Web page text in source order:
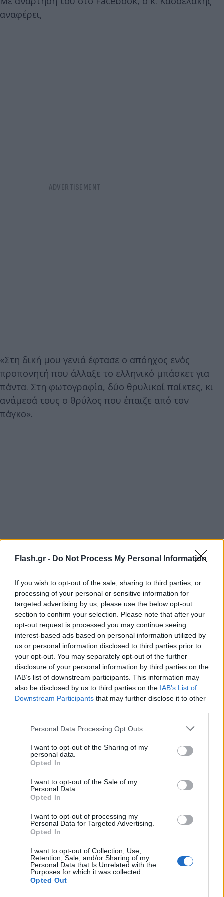
Flash.gr - Do Not Process My Personal Information
If you wish to opt-out of the sale, sharing to third parties, or
processing of your personal or sensitive information for
targeted advertising by us, please use the below opt-out
section to confirm your selection. Please note that after your
opt-out request is processed you may continue seeing
interest-based ads based on personal information utilized by
us or personal information disclosed to third parties prior to
your opt-out. You may separately opt-out of the further
disclosure of your personal information by third parties on the
IAB’s list of downstream participants. This information may
also be disclosed by us to third parties on the IAB’s List of
Downstream Participants that may further disclose it to other
Please note that this website/app uses one or more Google
not limited to your visit or usage behaviour. You may click to
grant or deny consent to Google and its third-party tags to
use your data for below specified purposes in below Google
consent section.
Personal Data Processing Opt Outs
I want to opt-out of the Sharing of my
personal data.
Opted In
I want to opt-out of the Sale of my
Personal Data.
Opted In
I want to opt-out of processing my
Personal Data for Targeted Advertising.
Opted In
I want to opt-out of Collection, Use,
Retention, Sale, and/or Sharing of my
Personal Data that Is Unrelated with the
Purposes for which it was collected.
Opted Out
αναφέρει,
«Στη δική μου γενιά έφτασε ο απόηχος ενός
προπονητή που άλλαξε το ελληνικό μπάσκετ για
πάντα. Στη φωτογραφία, δύο θρυλικοί παίκτες, κι
ανάμεσά τους ο θρύλος που έπαιζε από τον
πάγκο».
Η εκπρόσωπος τύπου του ΣΥΡΙΖΑ-Προοδευτική
Συμμαχία,Δώρα Αυγέρη δήλωσε ότι «ο Γιάννης
Ιωαννίδης, μεγάλος μαχητής των γηπέδων, της
πολιτικής και της κοινωνικής ζωής, έχασε από τον
πρώτα παίκτης μετά προπονητής, συνέδεσε την
παρουσία του με τον «αυτοκράτορα», όπως
ονομάστηκε στα χρόνια του η αγαπημένη του
ομάδα. Ακολούθησαν η Λάρισα, η Εθνική Ελλάδος, ο
αργότερα και στα έδρανα της Βουλής ή ως
υπουργός. Για όλους αυτούς τους αγώνες, στη
μνήμη μας θα κρατάει πάντα τον τίτλο του νικητή,
ακόμη κι αν ο τελευταίος του αντίπαλος, ο
θάνατος, φαντάζει ανίκητος. Αντίο στον Γιάννη
Ιωαννίδη».